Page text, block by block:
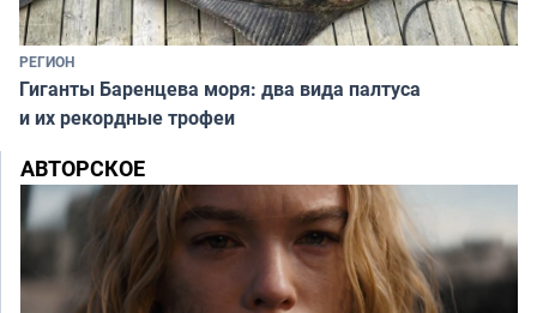
РЕГИОН
Гиганты Баренцева моря: два вида палтуса
и их рекордные трофеи
АВТОРСКОЕ